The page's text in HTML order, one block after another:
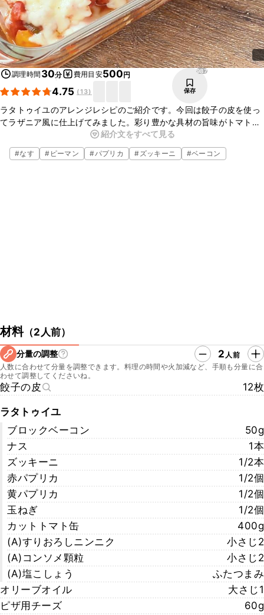
調理時間 30分 費用目安500円
4.75 (13)
987
保存
ラタトゥイユのアレンジレシピのご紹介です。今回は餃子の皮を使っ
てラザニア風に仕上げてみました。彩り豊かな具材の旨味がトマト
ソースにしみてとてもおいしいです。おもてなしや、パーティーにも
おすすめです。ぜひお試しください。
紹介文をすべて見る
#なす # ピーマン #パプリカ #ズッキーニ #ベーコン
材料（2人前）
分量の調整 2 人前
人数に合わせて分量を調整できます。料理の時間や火加減など、手順も分量に合
わせて調整してくださいね。
餃子の皮 12枚
ラタトゥイユ
ブロックベーコン
50g
ナス
1本
ズッキーニ
1/2本
赤パプリカ
1/2個
黄パプリカ
1/2個
玉ねぎ
1/2個
カットトマト缶
400g
(A)すりおろしニンニク
小さじ2
(A)コンソメ顆粒
小さじ2
(A)塩こしょう
ふたつまみ
オリーブオイル
大さじ1
ピザ用チーズ
60g